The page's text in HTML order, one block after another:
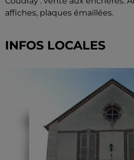
affiches, plaques émaillées.
INFOS LOCALES